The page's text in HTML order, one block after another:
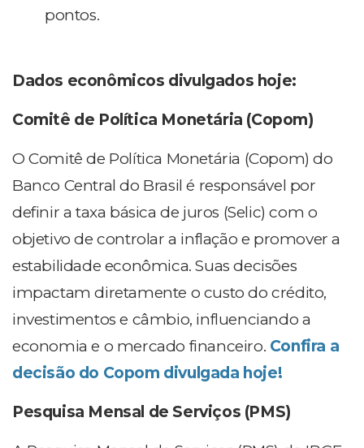
pontos.
Dados econômicos divulgados hoje:
Comitê de Política Monetária (Copom)
O Comitê de Política Monetária (Copom) do
Banco Central do Brasil é responsável por
definir a taxa básica de juros (Selic) com o
objetivo de controlar a inflação e promover a
estabilidade econômica. Suas decisões
impactam diretamente o custo do crédito,
investimentos e câmbio, influenciando a
economia e o mercado financeiro. Confira a
decisão do Copom divulgada hoje!
Pesquisa Mensal de Serviços (PMS)